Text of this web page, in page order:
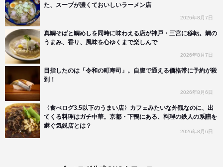
た、スープが濃くておいしいラーメン店
2026年8月7日
真鯛そばと鯛めしを同時に味わえる店が神戸・三宮に移転。鯛の
うまみ、香り、風味を心ゆくまで楽しんで
2026年8月7日
目指したのは「令和の町寿司」。自腹で通える価格帯に予約が殺
到！
2026年8月6日
〈食べログ3.5以下のうまい店〉カフェみたいな外観なのに、出
てくる料理はガチ中華。京都・下鴨にある、料理の鉄人の系譜を
継ぐ気鋭店とは？
2026年8月6日